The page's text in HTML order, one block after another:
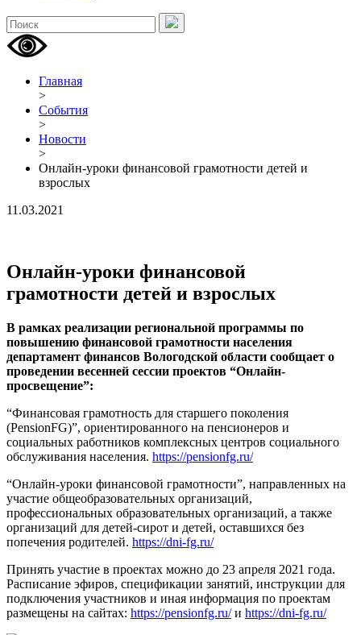
Главная
>
События
>
Новости
>
Онлайн-уроки финансовой грамотности детей и
взрослых
11.03.2021
Онлайн-уроки финансовой
грамотности детей и взрослых
В рамках реализации региональной программы по
повышению финансовой грамотности населения
департамент финансов Вологодской области сообщает о
проведении весенней сессии проектов “Онлайн-
просвещение”:
“Финансовая грамотность для старшего поколения
(PensionFG)”, ориентированного на пенсионеров и
социальных работников комплексных центров социального
обслуживания населения. https://pensionfg.ru/
“Онлайн-уроки финансовой грамотности”, направленных на
участие общеобразовательных организаций,
профессиональных образовательных организаций, а также
организаций для детей-сирот и детей, оставшихся без
попечения родителей. https://dni-fg.ru/
Принять участие в проектах можно до 23 апреля 2021 года.
Расписание эфиров, спецификации занятий, инструкции для
подключения участников и иная информация по проектам
размещены на сайтах: https://pensionfg.ru/и https://dni-fg.ru/